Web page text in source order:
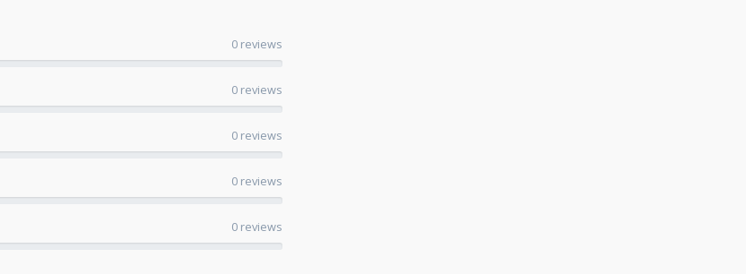
0 reviews
0 reviews
0 reviews
0 reviews
0 reviews